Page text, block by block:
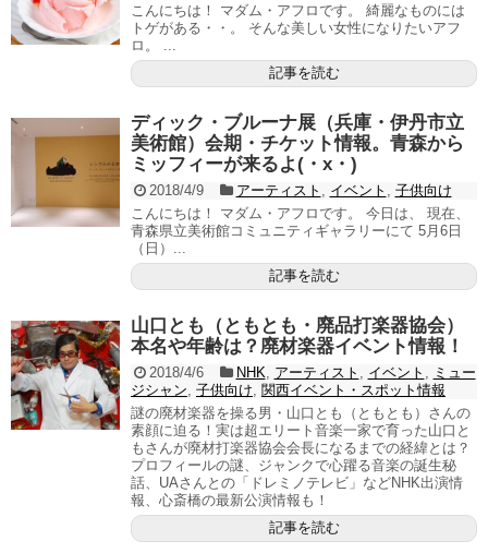
こんにちは！ マダム・アフロです。 綺麗なものには
トゲがある・・。 そんな美しい女性になりたいアフ
ロ。 ...
記事を読む
ディック・ブルーナ展（兵庫・伊丹市立
美術館）会期・チケット情報。青森から
ミッフィーが来るよ(・x・)
2018/4/9 アーティスト , イベント , 子供向け
こんにちは！ マダム・アフロです。 今日は、 現在、
青森県立美術館コミュニティギャラリーにて 5月6日
（日）...
記事を読む
山口とも（ともとも・廃品打楽器協会）
本名や年齢は？廃材楽器イベント情報！
2018/4/6 NHK, アーティスト , イベント , ミュー
ジシャン, 子供向け, 関西イベント・スポット情報
謎の廃材楽器を操る男・山口とも（ともとも）さんの
素顔に迫る！実は超エリート音楽一家で育った山口と
もさんが廃材打楽器協会会長になるまでの経緯とは？
プロフィールの謎、ジャンクで心躍る音楽の誕生秘
話、UAさんとの「ドレミノテレビ」などNHK出演情
報、心斎橋の最新公演情報も！
記事を読む